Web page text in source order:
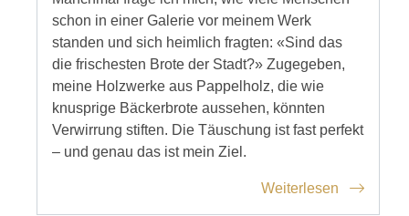
schon in einer Galerie vor meinem Werk
standen und sich heimlich fragten: «Sind das
die frischesten Brote der Stadt?» Zugegeben,
meine Holzwerke aus Pappelholz, die wie
knusprige Bäckerbrote aussehen, könnten
Verwirrung stiften. Die Täuschung ist fast perfekt
– und genau das ist mein Ziel.
Weiterlesen